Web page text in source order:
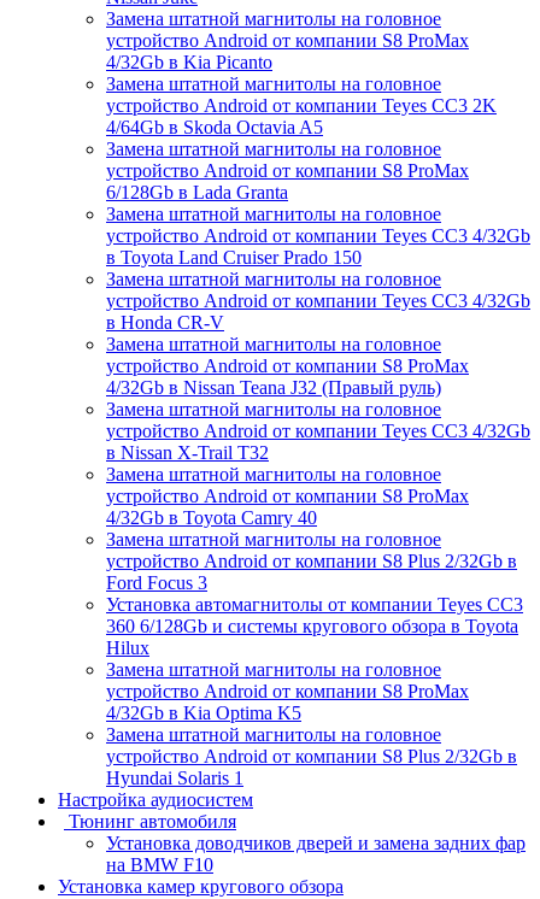
Замена штатной магнитолы на головное
устройство Android от компании S8 ProMax
4/32Gb в Kia Picanto
Замена штатной магнитолы на головное
устройство Android от компании Teyes CC3 2K
4/64Gb в Skoda Octavia A5
Замена штатной магнитолы на головное
устройство Android от компании S8 ProMax
6/128Gb в Lada Granta
Замена штатной магнитолы на головное
устройство Android от компании Teyes CC3 4/32Gb
в Toyota Land Cruiser Prado 150
Замена штатной магнитолы на головное
устройство Android от компании Teyes CC3 4/32Gb
в Honda CR-V
Замена штатной магнитолы на головное
устройство Android от компании S8 ProMax
4/32Gb в Nissan Teana J32 (Правый руль)
Замена штатной магнитолы на головное
устройство Android от компании Teyes CC3 4/32Gb
в Nissan X-Trail T32
Замена штатной магнитолы на головное
устройство Android от компании S8 ProMax
4/32Gb в Toyota Camry 40
Замена штатной магнитолы на головное
устройство Android от компании S8 Plus 2/32Gb в
Ford Focus 3
Установка автомагнитолы от компании Teyes CC3
360 6/128Gb и системы кругового обзора в Toyota
Hilux
Замена штатной магнитолы на головное
устройство Android от компании S8 ProMax
4/32Gb в Kia Optima K5
Замена штатной магнитолы на головное
устройство Android от компании S8 Plus 2/32Gb в
Hyundai Solaris 1
Настройка аудиосистем
Тюнинг автомобиля
Установка доводчиков дверей и замена задних фар
на BMW F10
Установка камер кругового обзора